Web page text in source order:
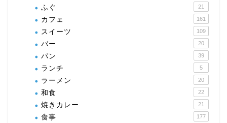
ふぐ 21
カフェ 161
スイーツ 109
バー 20
パン 39
ランチ 5
ラーメン 20
和食 22
焼きカレー 21
食事 177